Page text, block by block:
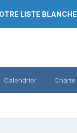
LISTE BLANCHE
Calendrier Charte